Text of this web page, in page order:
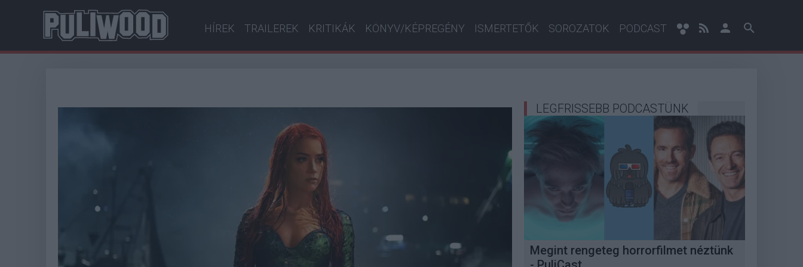
HÍREK TRAILEREK KRITIKÁK KÖNYV/KÉPREGÉNY ISMERTETŐK SOROZATOK PODCAST
LEGFRISSEBB PODCASTÜNK
Megint rengeteg horrorfilmet néztünk